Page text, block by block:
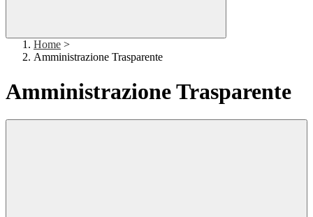
Home >
Amministrazione Trasparente
Amministrazione Trasparente